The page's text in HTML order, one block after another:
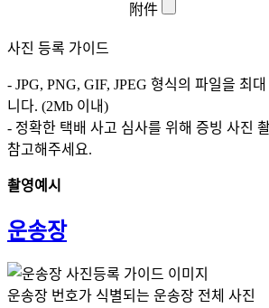
附件
사진 등록 가이드
- JPG, PNG, GIF, JPEG 형식의 파일을 최
니다. (2Mb 이내)
- 정확한 택배 사고 심사를 위해 증빙 사진
참고해주세요.
촬영예시
운송장
운송장 번호가 식별되는 운송장 전체 사진